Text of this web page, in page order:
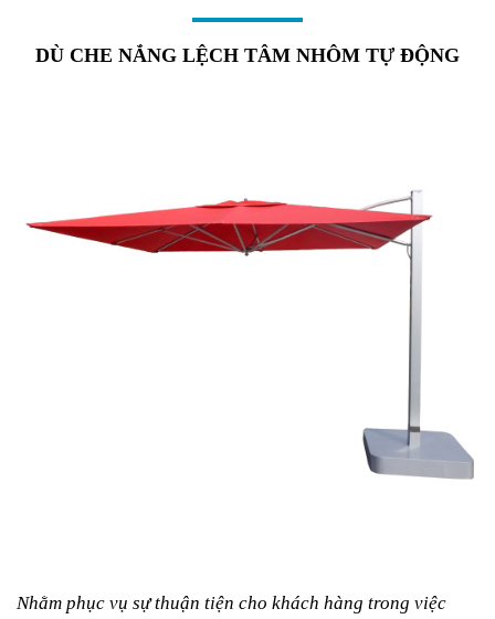
DÙ CHE NẮNG LỆCH TÂM NHÔM TỰ ĐỘNG
Nhằm phục vụ sự thuận tiện cho khách hàng trong việc